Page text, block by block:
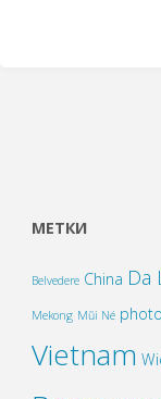
МЕТКИ
Belvedere China Da
Mekong Mũi Né photo
Vietnam